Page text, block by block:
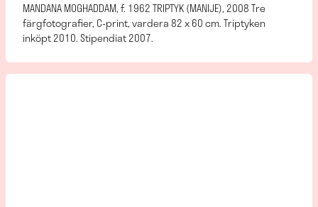
MANDANA MOGHADDAM, f. 1962 TRIPTYK (MANIJE), 2008 Tre
färgfotografier, C-print, vardera 82 x 60 cm. Triptyken
inköpt 2010. Stipendiat 2007.